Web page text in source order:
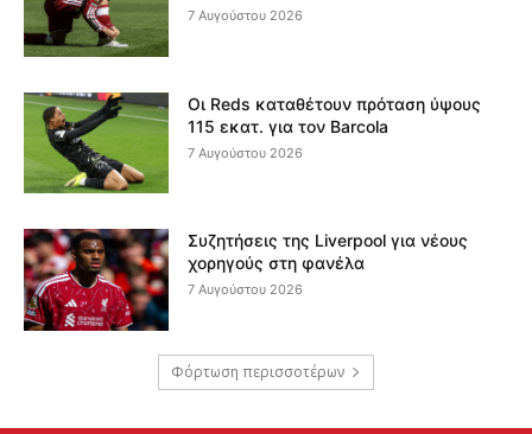
7 Αυγούστου 2026
Οι Reds καταθέτουν πρόταση ύψους
115 εκατ. για τον Barcola
7 Αυγούστου 2026
Συζητήσεις της Liverpool για νέους
χορηγούς στη φανέλα
7 Αυγούστου 2026
Φόρτωση περισσοτέρων